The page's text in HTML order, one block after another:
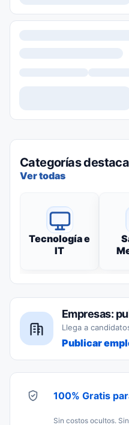
Categorías
Ver todas
Tecnología e
IT
Empresas:
Llega a
Publicar
100% Gratis
Sin costos ocultos.